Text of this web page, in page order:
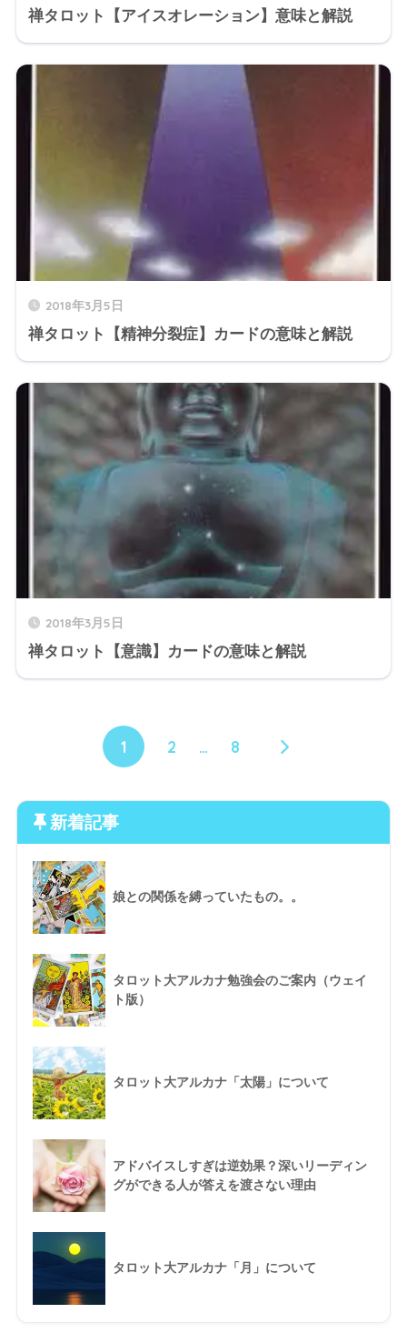
禅タロット【アイスオレーション】意味と解説
2018年3月5日
禅タロット【精神分裂症】カードの意味と解説
2018年3月5日
禅タロット【意識】カードの意味と解説
1 2 … 8
新着記事
娘との関係を縛っていたもの。。
タロット大アルカナ勉強会のご案内（ウェイ
ト版）
タロット大アルカナ「太陽」について
アドバイスしすぎは逆効果？深いリーディン
グができる人が答えを渡さない理由
タロット大アルカナ「月」について